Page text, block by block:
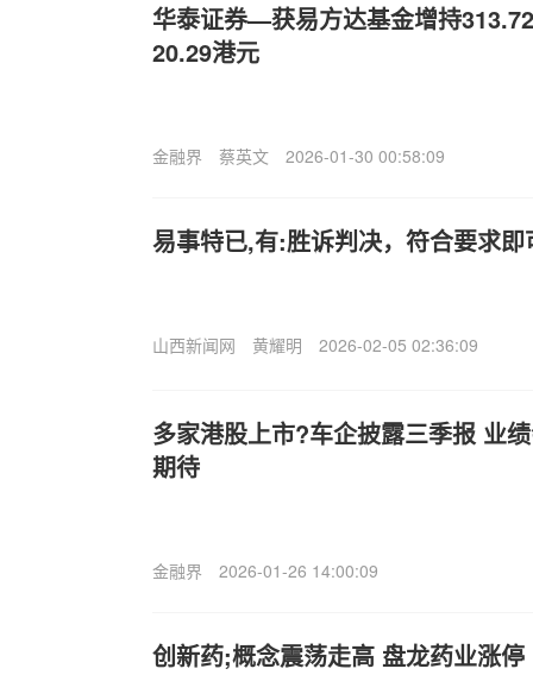
华泰证券—获易方达基金增持
20.29港元
金融界 蔡英文 2026-01-30 00:58:09
易事特已,有:胜诉判决，符合要求即
山西新闻网 黄耀明 2026-02-05 02:36:09
多家港股上市?车企披露三季报 业
期待
金融界 2026-01-26 14:00:09
创新药;概念震荡走高 盘龙药业涨停